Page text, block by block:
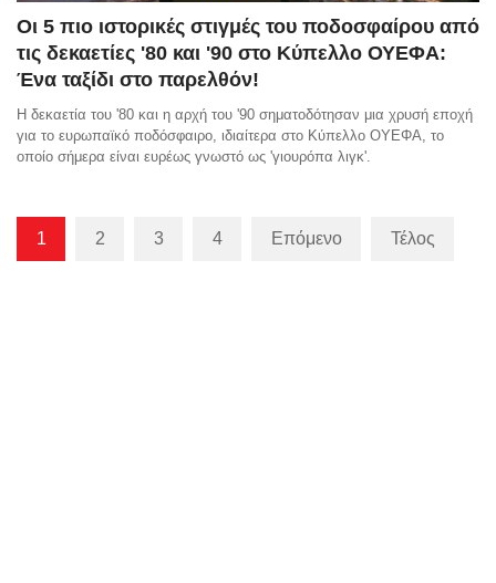
Οι 5 πιο ιστορικές στιγμές του ποδοσφαίρου από
τις δεκαετίες '80 και '90 στο Κύπελλο ΟΥΕΦΑ:
Ένα ταξίδι στο παρελθόν!
Η δεκαετία του '80 και η αρχή του '90 σηματοδότησαν μια χρυσή εποχή
για το ευρωπαϊκό ποδόσφαιρο, ιδιαίτερα στο Κύπελλο ΟΥΕΦΑ, το
οποίο σήμερα είναι ευρέως γνωστό ως 'γιουρόπα λιγκ'.
1 2 3 4 Επόμενο Τέλος